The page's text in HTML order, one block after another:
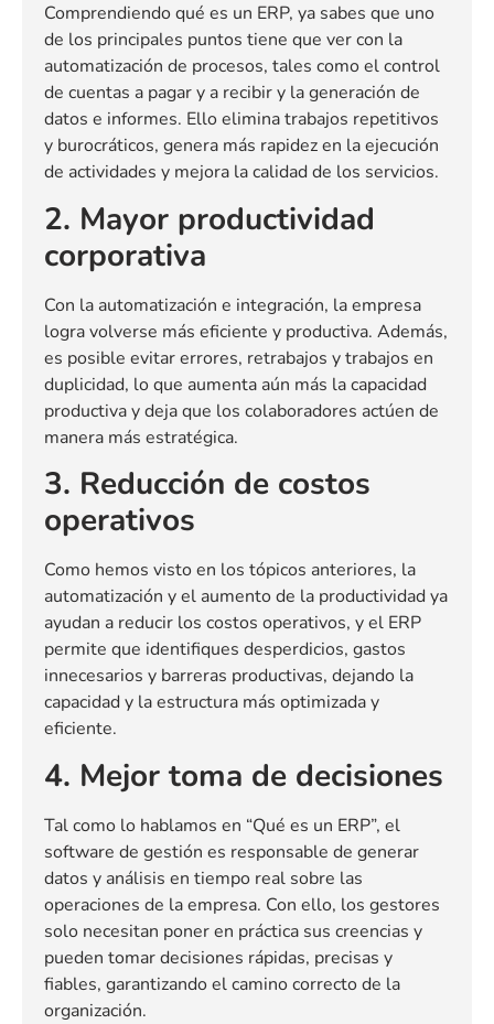
Comprendiendo qué es un ERP, ya sabes que uno
de los principales puntos tiene que ver con la
automatización de procesos, tales como el control
de cuentas a pagar y a recibir y la generación de
datos e informes. Ello elimina trabajos repetitivos
y burocráticos, genera más rapidez en la ejecución
de actividades y mejora la calidad de los servicios.
2. Mayor productividad
corporativa
Con la automatización e integración, la empresa
logra volverse más eficiente y productiva. Además,
es posible evitar errores, retrabajos y trabajos en
duplicidad, lo que aumenta aún más la capacidad
productiva y deja que los colaboradores actúen de
manera más estratégica.
3. Reducción de costos
operativos
Como hemos visto en los tópicos anteriores, la
automatización y el aumento de la productividad ya
ayudan a reducir los costos operativos, y el ERP
permite que identifiques desperdicios, gastos
innecesarios y barreras productivas, dejando la
capacidad y la estructura más optimizada y
eficiente.
4. Mejor toma de decisiones
Tal como lo hablamos en “Qué es un ERP”, el
software de gestión es responsable de generar
datos y análisis en tiempo real sobre las
operaciones de la empresa. Con ello, los gestores
solo necesitan poner en práctica sus creencias y
pueden tomar decisiones rápidas, precisas y
fiables, garantizando el camino correcto de la
organización.